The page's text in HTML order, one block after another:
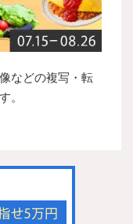
などの複写・転
。